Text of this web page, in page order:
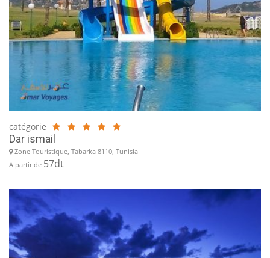
catégorie
Dar ismail
Zone Touristique, Tabarka 8110, Tunisia
A partir de 57dt